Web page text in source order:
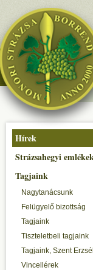
Hírek
Strázsahegyi
Tagjaink
Nagytanácsunk
Felügyelő bizottság
Tagjaink
Tiszteletbeli tagjaink
Tagjaink, Szent
Vincellérek